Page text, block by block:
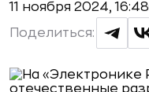
11 ноября 2024, 16:48
Поделиться: